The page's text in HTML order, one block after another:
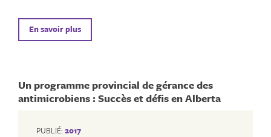
En savoir plus
Un programme provincial de gérance des
antimicrobiens : Succès et défis en Alberta
PUBLIÉ: 2017